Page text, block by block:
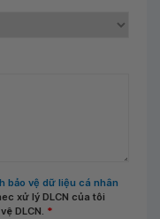
bảo vệ dữ liệu cá nhân
xử lý DLCN của tôi
DLCN. *